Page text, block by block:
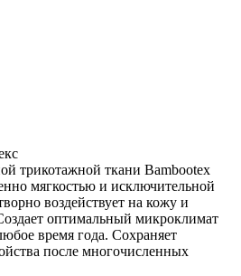
трикотажной ткани Bambootex
мягкостью и исключительной
воздействует на кожу и
оптимальный микроклимат
время года. Сохраняет
после многочисленных